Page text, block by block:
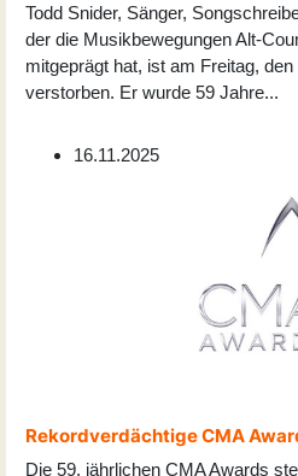
Todd Snider, Sänger,
der die Musikbewegungen Alt-
mitgeprägt hat, ist am Freitag,
verstorben. Er wurde 59 Jahre...
16.11.2025
Rekordverdächtige CMA
Die 59. jährlichen CMA Awards